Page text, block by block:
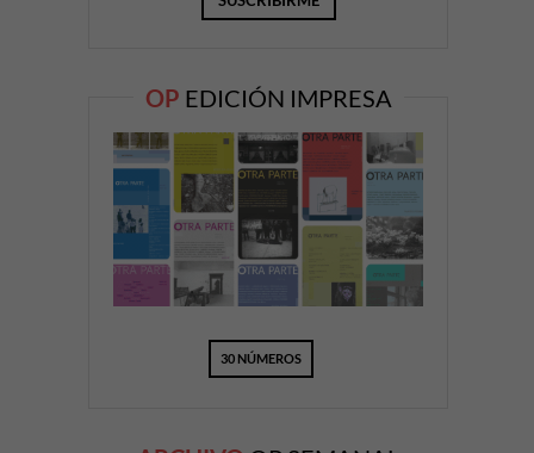
OP EDICIÓN IMPRESA
30 NÚMEROS